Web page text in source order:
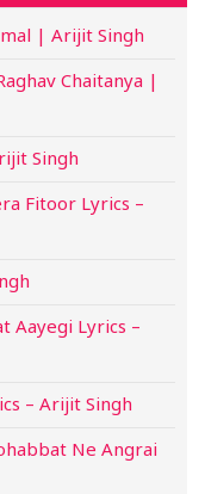
| Arijit Singh
Chaitanya |
Singh
Fitoor Lyrics –
Aayegi Lyrics –
– Arijit Singh
Ne Angrai